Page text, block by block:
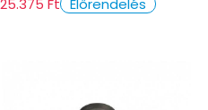
25.375 Ft Előrendelés